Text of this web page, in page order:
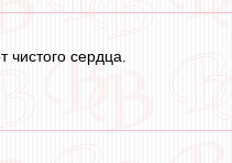
сердца.